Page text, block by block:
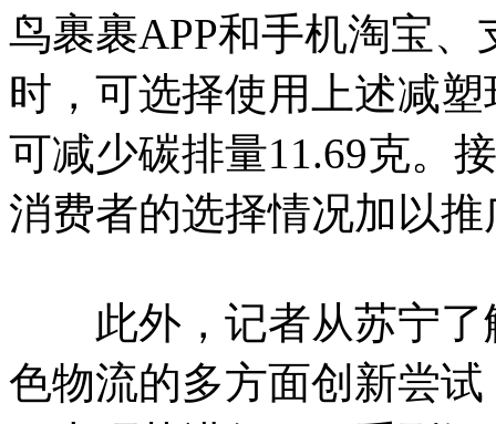
鸟裹裹APP和手机淘宝
时，可选择使用上述减
可减少碳排量11.69克。
消费者的选择情况加以推
此外，记者从苏宁了
色物流的多方面创新尝